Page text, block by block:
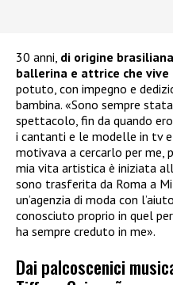
30 anni, di origine
ballerina e attrice che
potuto, con impegno e
bambina. «Sono sempre
spettacolo, fin da quando
i cantanti e le modelle in tv
motivava a cercarlo per me,
mia vita artistica è iniziata
sono trasferita da Roma a
un’agenzia di moda con
conosciuto proprio in quel
ha sempre creduto in me».
Dai palcoscenici